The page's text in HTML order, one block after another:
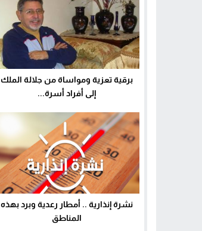
برقية تعزية ومواساة من جلالة الملك
إلى أفراد أسرة...
نشرة إنذارية .. أمطار رعدية وبرد بهذه
المناطق